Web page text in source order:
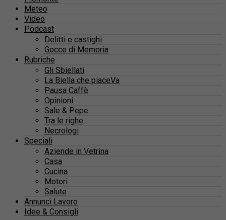
Meteo
Video
Podcast
Delitti e castighi
Gocce di Memoria
Rubriche
Gli Sbiellati
La Biella che piaceVa
Pausa Caffè
Opinioni
Sale & Pepe
Tra le righe
Necrologi
Speciali
Aziende in Vetrina
Casa
Cucina
Motori
Salute
Annunci Lavoro
Idee & Consigli